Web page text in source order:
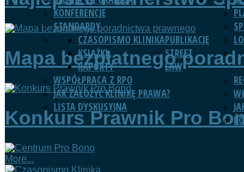
KONFERENCJE
STANDARDY
PUBLIKACJE
CZASOPISMO KLINIKA
KSIĄŻKI
RAPORTY
STREET
LAW
WSPÓŁPRACA Z RPO
JAK ZAŁOŻYĆ KLINIKĘ PRAWA?
LISTA DYSKUSYJNA
Mapa bezpłatnego
Konkurs Prawnik Pro
More...